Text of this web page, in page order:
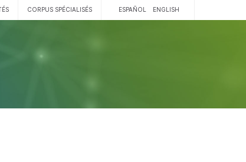
CORPUS SPÉCIALISÉS ESPAÑOL ENGLISH